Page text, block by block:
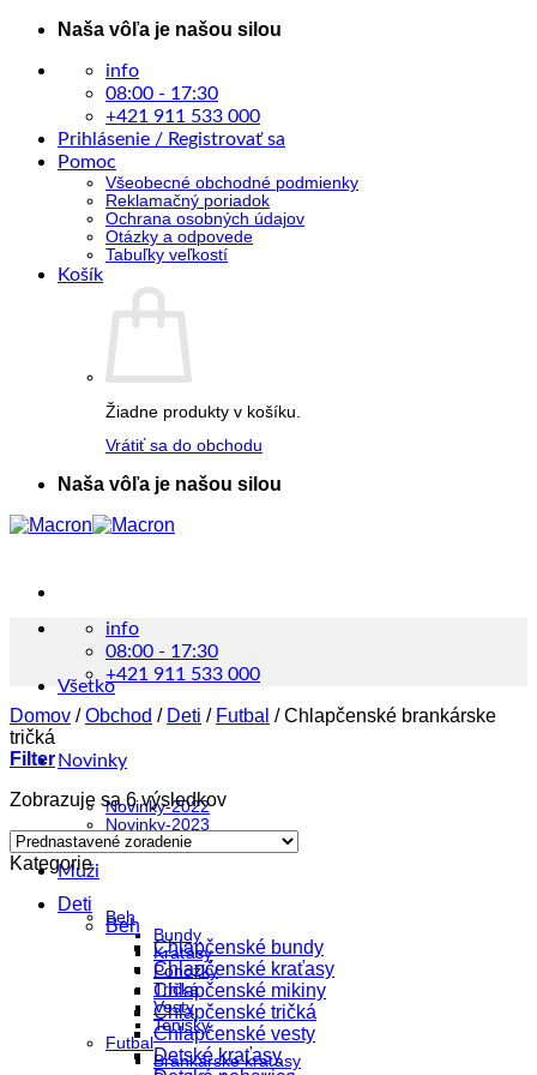
Skip
content
Naša vôľa je našou silou
info
08:00 - 17:30
+421 911 533 000
Prihlásenie / Registrovať sa
Pomoc
Všeobecné obchodné podmienky
Reklamačný poriadok
Ochrana osobných údajov
Otázky a odpovede
Tabuľky veľkostí
Košík
Žiadne produkty v košíku.
Vrátiť sa do obchodu
Naša vôľa je našou silou
Všetko
Novinky
Novinky-2022
Novinky-2023
Muži
Beh
Bundy
Kraťasy
Ponožky
Tričká
Vesty
Tenisky
Futbal
Brankárske kraťasy
info
08:00 - 17:30
+421 911 533 000
Domov / Obchod / Deti / Futbal /Chlapčenské brankárske
tričká
Filter
Zobrazuje sa 6 výsledkov
Kategorie
Deti
Beh
Chlapčenské bundy
Chlapčenské kraťasy
Chlapčenské mikiny
Chlapčenské tričká
Chlapčenské vesty
Detské kraťasy